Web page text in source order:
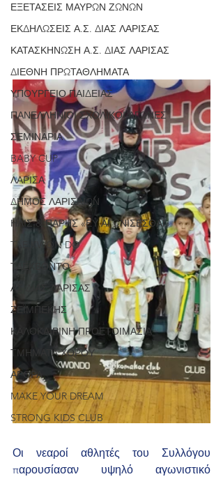
ΕΞΕΤΑΣΕΙΣ ΜΑΥΡΩΝ ΖΩΝΩΝ
ΕΚΔΗΛΩΣΕΙΣ Α.Σ. ΔΙΑΣ ΛΑΡΙΣΑΣ
ΚΑΤΑΣΚΗΝΩΣΗ Α.Σ. ΔΙΑΣ ΛΑΡΙΣΑΣ
ΔΙΕΘΝΗ ΠΡΩΤΑΘΛΗΜΑΤΑ
ΥΠΟΥΡΓΕΙΟ ΠΑΙΔΕΙΑΣ
ΠΑΝΕΛΛΗΝΙΟΙ ΣΧΟΛΙΚΟΙ ΑΓΩΝΕΣ
ΣΕΜΙΝΑΡΙΑ
BABY CUP
ΛΑΡΙΣΑ
ΔΗΜΟΣ ΛΑΡΙΣΑΙΩΝ
ΗΛΙΣ & ΠΑΡΗΣ «ΕΥ ΑΓΩΝΙΣΕΣΘΑΙ»
TAE KWON DO
ΤΑΕΚΒΟΝΤΟ
ΑΣ ΔΙΑΣ ΛΑΡΙΣΑΣ
ΖΕΪΜΠΕΚΗΣ
ΚΑΛΟΚΑΙΡΙΝΗ ΠΡΟΕΤΟΙΜΑΣΙΑ
ΤΜΗΜΑΤΑ ΧΟΡΟΥ
ΑΡΘΡΑ
MAKE YOUR DREAM
STRONG KIDS CLUB
Οι νεαροί αθλητές του Συλλόγου
παρουσίασαν υψηλό αγωνιστικό